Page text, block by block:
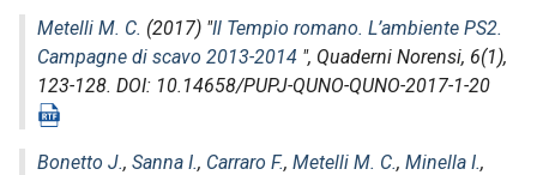
Metelli M. C. (2017) "Il Tempio romano. L’ambiente PS2.
Campagne di scavo 2013-2014 ", Quaderni Norensi, 6(1),
123-128. DOI: 10.14658/PUPJ-QUNO-QUNO-2017-1-20
Bonetto J., Sanna I., Carraro F., Metelli M. C., Minella I.,